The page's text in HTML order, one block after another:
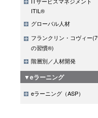
ITIL®
グローバル人材
フランクリン・コヴィー
の習慣®)
階層別／人材開発
▼eラーニング
eラーニング（ASP）